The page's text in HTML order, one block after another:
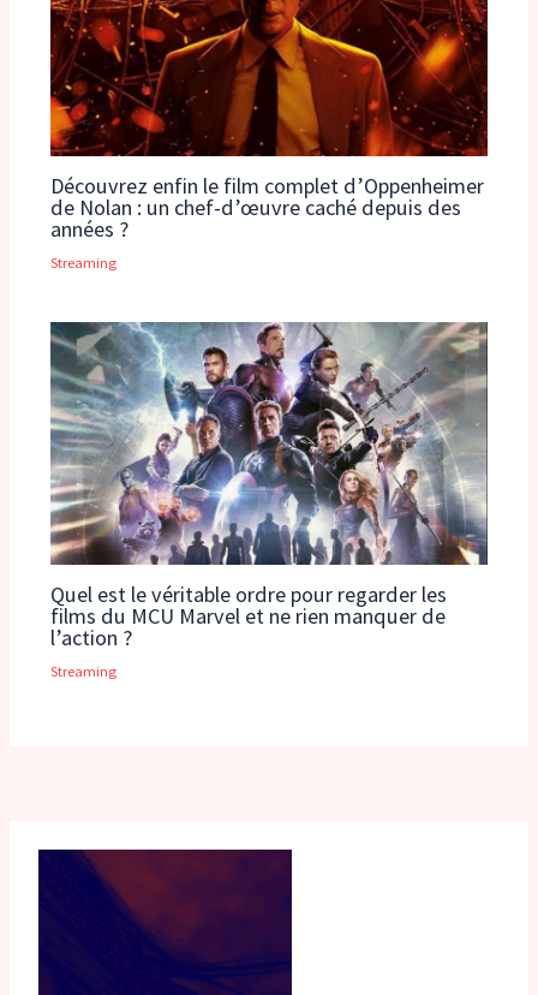
Découvrez enfin le film complet d’Oppenheimer
de Nolan : un chef-d’œuvre caché depuis des
années ?
Streaming
Quel est le véritable ordre pour regarder les
films du MCU Marvel et ne rien manquer de
l’action ?
Streaming